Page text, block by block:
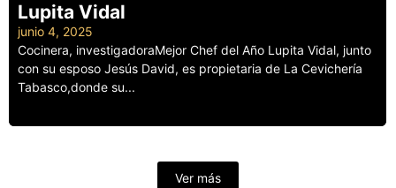
Lupita Vidal
junio 4, 2025
Cocinera, investigadoraMejor Chef del Año Lupita Vidal, junto
con su esposo Jesús David, es propietaria de La Cevichería
Tabasco,donde su...
Ver más